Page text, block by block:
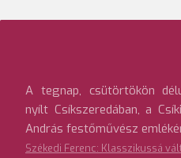
A tegnap, csütörtökön
nyílt Csíkszeredában, a
András festőművész
Székedi Ferenc: Klasszikussá